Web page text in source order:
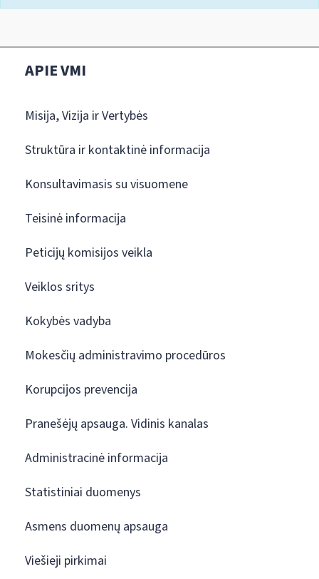
APIE VMI
Misija, Vizija ir Vertybės
Struktūra ir kontaktinė informacija
Konsultavimasis su visuomene
Teisinė informacija
Peticijų komisijos veikla
Veiklos sritys
Kokybės vadyba
Mokesčių administravimo procedūros
Korupcijos prevencija
Pranešėjų apsauga. Vidinis kanalas
Administracinė informacija
Statistiniai duomenys
Asmens duomenų apsauga
Viešieji pirkimai